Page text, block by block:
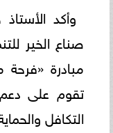
وأكد
صناع الخير
مبادرة «فرحة
تقوم على دعم
التكافل